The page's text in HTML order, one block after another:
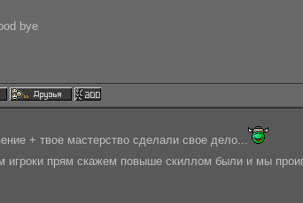
bye
+ твое мастерство сделали свое дело...
игроки прям скажем повыше скиллом были и мы